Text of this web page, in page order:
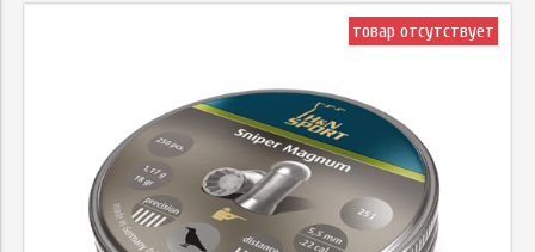
товар отсутствует